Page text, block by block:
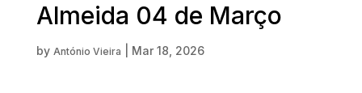
Almeida 04 de Março
by António Vieira Mar 18, 2026